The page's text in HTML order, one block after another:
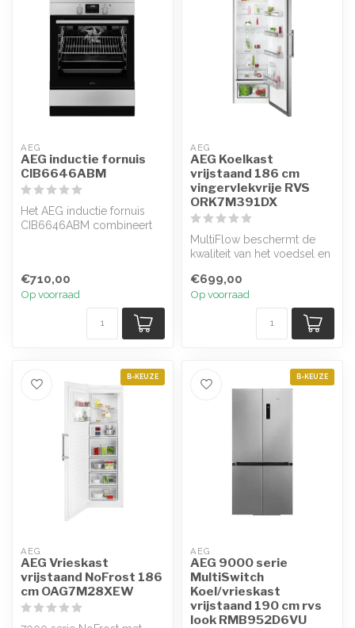
AEG
AEG inductie fornuis
CIB6646ABM
Het AEG inductie fornuis
CIB6646ABM combineert
€710,00
Op voorraad
AEG
AEG Koelkast
vrijstaand 186 cm
vingervlekvrije RVS
ORK7M391DX
MultiFlow beschermt de
kwaliteit van het voedsel en
temp...
€699,00
Op voorraad
B-KEUZE
AEG
AEG Vrieskast
vrijstaand NoFrost 186
cm OAG7M28XEW
B-KEUZE
AEG
AEG 9000 serie
MultiSwitch
Koel/vrieskast
vrijstaand 190 cm rvs
look RMB952D6VU